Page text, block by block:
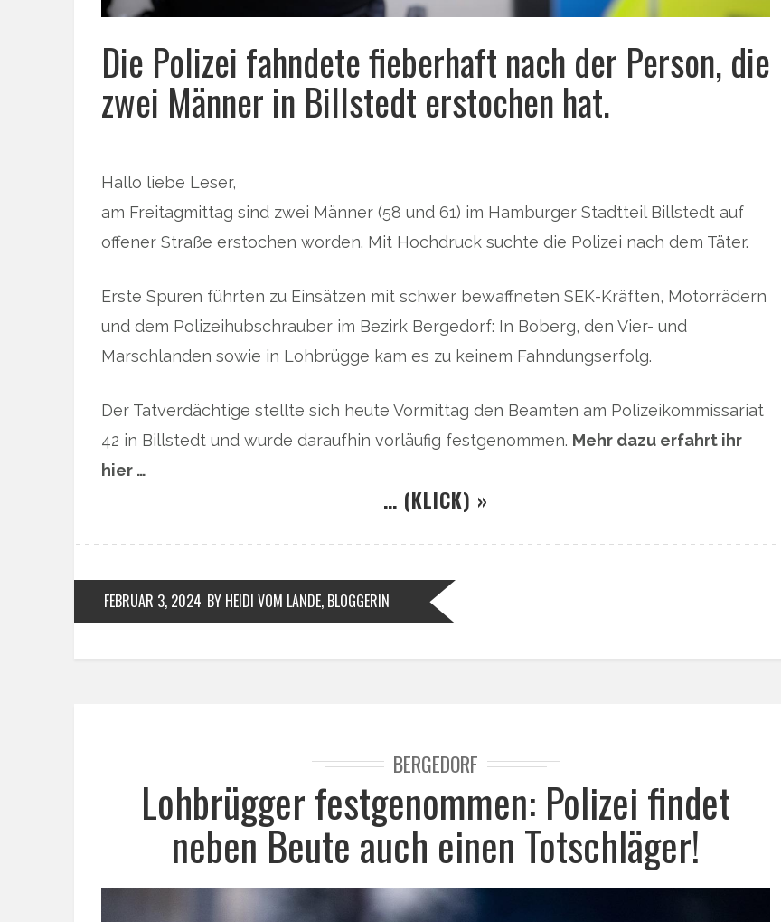
Die Polizei fahndete fieberhaft nach der Person, die
zwei Männer in Billstedt erstochen hat.
Hallo liebe Leser,
am Freitagmittag sind zwei Männer (58 und 61) im Hamburger Stadtteil Billstedt auf
offener Straße erstochen worden. Mit Hochdruck suchte die Polizei nach dem Täter.
Erste Spuren führten zu Einsätzen mit schwer bewaffneten SEK-Kräften, Motorrädern
und dem Polizeihubschrauber im Bezirk Bergedorf: In Boberg, den Vier- und
Marschlanden sowie in Lohbrügge kam es zu keinem Fahndungserfolg.
Der Tatverdächtige stellte sich heute Vormittag den Beamten am Polizeikommissariat
42 in Billstedt und wurde daraufhin vorläufig festgenommen. Mehr dazu erfahrt ihr
hier …
… (KLICK) »
FEBRUAR 3, 2024 BY HEIDI VOM LANDE, BLOGGERIN
BERGEDORF
Lohbrügger festgenommen: Polizei findet
neben Beute auch einen Totschläger!